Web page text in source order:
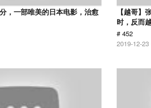
，一部唯美的日本电影，治愈
【越哥】
时，反而
# 452
2019-12-